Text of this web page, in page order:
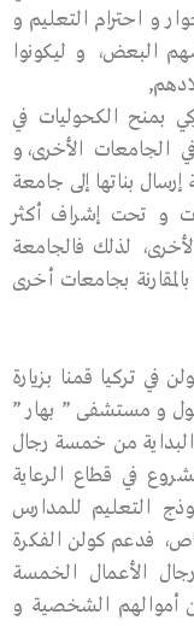
و احترام التعليم و
البعض، و ليكونوا
بمنح الكحوليات في
الجامعات الأخرى،و
بناتها إلى جامعة
و تحت إشراف أكثر
لذلك فالجامعة
بجامعات أخرى
تركيا قمنا بزيارة
و مستشفى ” بهار ”
من خمسة رجال
في قطاع الرعاية
التعليم للمدارس
فدعم كولن الفكرة
الأعمال الخمسة
أموالهم الشخصية و